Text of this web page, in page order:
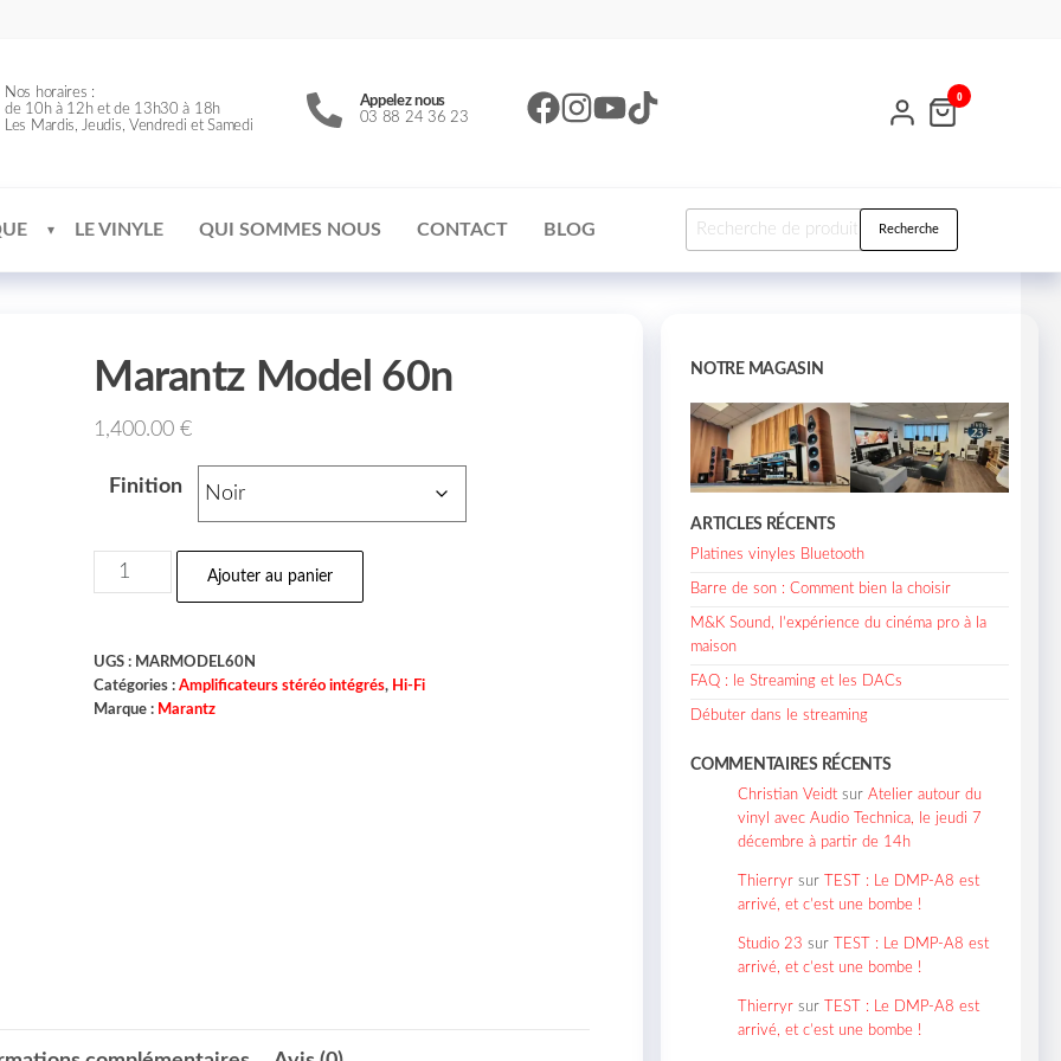
Nos horaires :
de 10h à 12h et de 13h30 à 18h
Les Mardis, Jeudis, Vendredi et Samedi
Appelez nous
03 88 24 36 23
0
LE VINYLE QUI SOMMES NOUS CONTACT BLOG Recherche
Marantz Model 60n
1,400.00€
Finition
Ajouter au panier
UGS : MARMODEL60N
Catégories :Amplificateurs stéréo intégrés, Hi-Fi
Marque : Marantz
NOTRE MAGASIN
ARTICLES RÉCENTS
Platines vinyles Bluetooth
Barre de son : Comment bien la choisir
M&K Sound, l’expérience du cinéma pro à la
maison
FAQ : le Streaming et les DACs
Débuter dans le streaming
COMMENTAIRES RÉCENTS
Christian Veidt surAtelier autour du
vinyl avec Audio Technica, le jeudi 7
décembre à partir de 14h
Thierryr sur
TEST : Le DMP-A8 est
arrivé, et c’est une bombe !
Studio 23 sur
TEST : Le DMP-A8 est
arrivé, et c’est une bombe !
Thierryr sur
TEST : Le DMP-A8 est
arrivé, et c’est une bombe !